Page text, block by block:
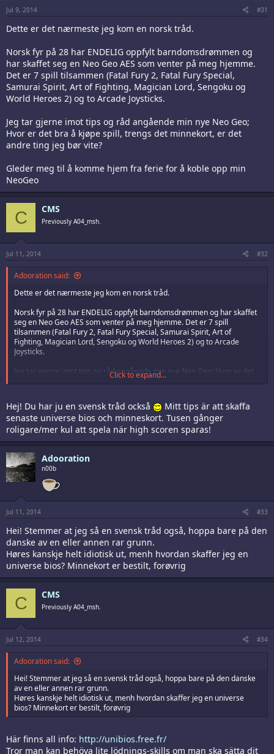
Jul 9, 2014 #31
Dette er det nærmeste jeg kom en norsk tråd.
Norsk fyr på 28 har ENDELIG oppfylt barndomsdrømmen og
har skaffet seg en Neo Geo AES som venter på meg hjemme.
Det er 7 spill tilsammen (Fatal Fury 2, Fatal Fury Special,
Samurai Spirit, Art of Fighting, Magician Lord, Sengoku og
World Heroes 2) og to Arcade Joysticks.
Jeg tar gjerne imot tips og råd angående min nye Neo Geo;
Hvor er det bra å kjøpe spill, trengs det minnekort, er det
andre ting jeg bør vite?
Gleder meg til å komme hjem fra ferie for å koble opp min
NeoGeo
C CMS
Previously A04_msh.
Jul 11, 2014 #32
Adooration said:
Dette er det nærmeste jeg kom en norsk tråd.
Norsk fyr på 28 har ENDELIG oppfylt barndomsdrømmen og har skaffet
seg en Neo Geo AES som venter på meg hjemme. Det er 7 spill
tilsammen (Fatal Fury 2, Fatal Fury Special, Samurai Spirit, Art of
Fighting, Magician Lord, Sengoku og World Heroes 2) og to Arcade
Joysticks.
Jeg tar gjerne imot tips og råd angående min nye Neo Geo; Hvor er det
bra å kjøpe spill, trengs det minnekort, er det andre ting jeg bør vite?
Gleder meg til å komme hjem fra ferie for å koble opp min NeoGeo
Click to expand...
Hej! Du har ju en svensk tråd också
Mitt tips är att skaffa
senaste universe bios och minneskort. Tusen gånger
roligare/mer kul att spela när high scoren sparas!
Adooration
n00b
Jul 11, 2014 #33
Hei! Stemmer at jeg så en svensk tråd også, hoppa bare på den
danske av en eller annen rar grunn.
Høres kanskje helt idiotisk ut, menh hvordan skaffer jeg en
universe bios? Minnekort er bestilt, forøvrig
C CMS
Previously A04_msh.
Jul 12, 2014 #34
Adooration said:
Hei! Stemmer at jeg så en svensk tråd også, hoppa bare på den danske
av en eller annen rar grunn.
Høres kanskje helt idiotisk ut, menh hvordan skaffer jeg en universe
bios? Minnekort er bestilt, forøvrig
Här finns all info: http://unibios.free.fr/
Tror man kan behöva lite lödnings-skills om man ska sätta dit